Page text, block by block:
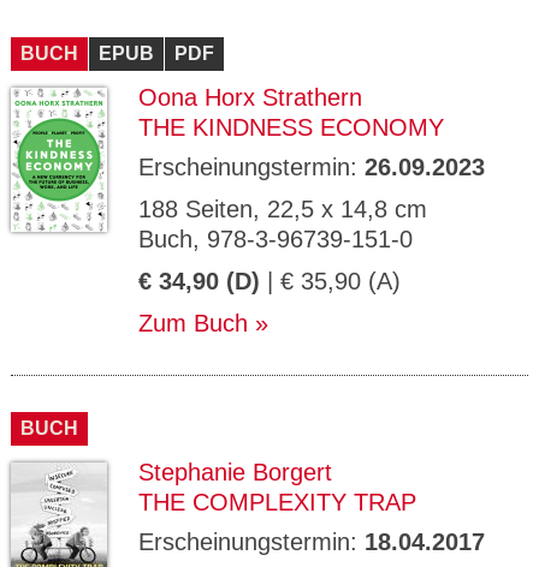
BUCH EPUB PDF
Oona Horx Strathern
THE KINDNESS ECONOMY
Erscheinungstermin: 26.09.2023
188 Seiten, 22,5 x 14,8 cm
Buch, 978-3-96739-151-0
€ 34,90 (D) | € 35,90 (A)
Zum Buch
BUCH
Stephanie Borgert
THE COMPLEXITY TRAP
Erscheinungstermin: 18.04.2017
ESSION
_ID
verlag.
de
Session verwendet
GV_CO
OKIES
gabal-
Speichert den Zustimmungsstatus des
Domäne.